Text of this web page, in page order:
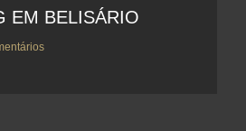
EM BELISÁRIO